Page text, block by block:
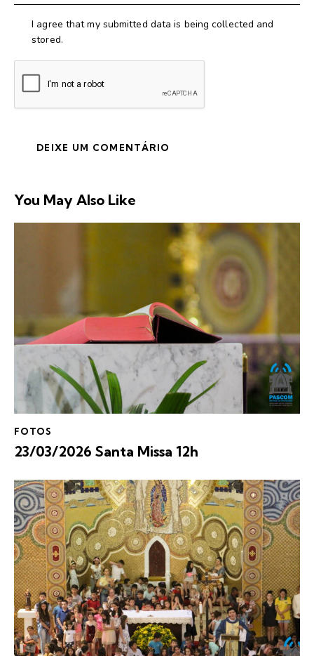
I agree that my submitted data is being collected and
stored.
You May Also Like
FOTOS
23/03/2026 Santa Missa 12h